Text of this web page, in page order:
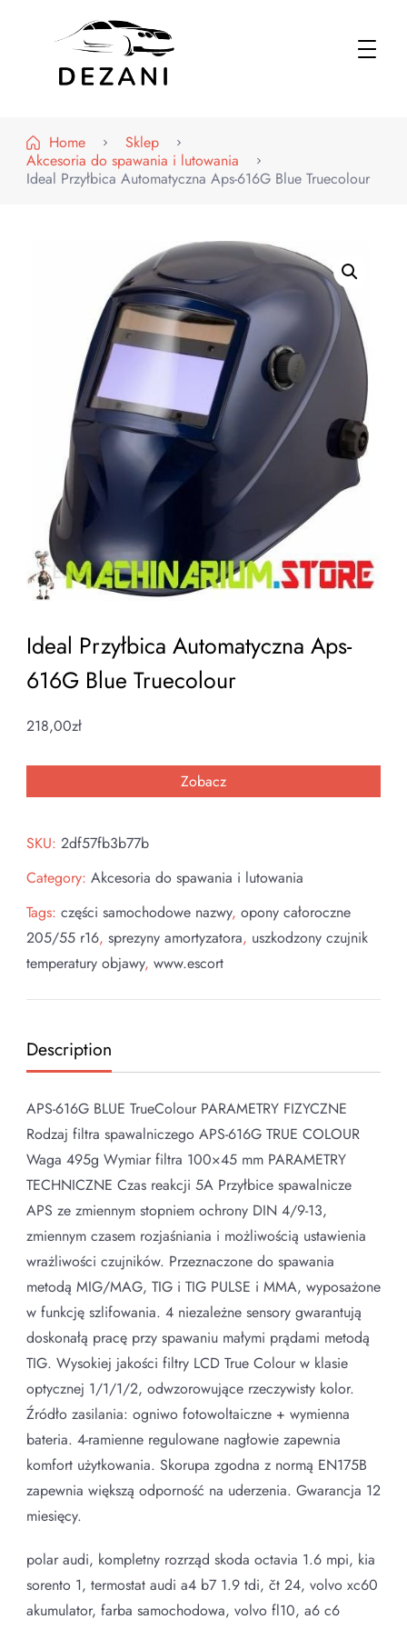
Home
Sklep
Akcesoria do spawania i lutowania
Ideal Przyłbica Automatyczna Aps-616G Blue Truecolour
Ideal Przyłbica Automatyczna Aps-
616G Blue Truecolour
218,00zł
Zobacz
SKU: 2df57fb3b77b
Category: Akcesoria do spawania i lutowania
Tags: części samochodowe nazwy, opony całoroczne
205/55 r16, sprezyny amortyzatora, uszkodzony czujnik
temperatury objawy, www.escort
Description
APS-616G BLUE TrueColour PARAMETRY FIZYCZNE
Rodzaj filtra spawalniczego APS-616G TRUE COLOUR
Waga 495g Wymiar filtra 100×45 mm PARAMETRY
TECHNICZNE Czas reakcji 5A Przyłbice spawalnicze
APS ze zmiennym stopniem ochrony DIN 4/9-13,
zmiennym czasem rozjaśniania i możliwością ustawienia
wrażliwości czujników. Przeznaczone do spawania
metodą MIG/MAG, TIG i TIG PULSE i MMA, wyposażone
w funkcję szlifowania. 4 niezależne sensory gwarantują
doskonałą pracę przy spawaniu małymi prądami metodą
TIG. Wysokiej jakości filtry LCD True Colour w klasie
optycznej 1/1/1/2, odwzorowujące rzeczywisty kolor.
Źródło zasilania: ogniwo fotowoltaiczne + wymienna
bateria. 4-ramienne regulowane nagłowie zapewnia
komfort użytkowania. Skorupa zgodna z normą EN175B
zapewnia większą odporność na uderzenia. Gwarancja 12
miesięcy.
polar audi, kompletny rozrząd skoda octavia 1.6 mpi, kia
sorento 1, termostat audi a4 b7 1.9 tdi, čt 24, volvo xc60
akumulator, farba samochodowa, volvo fl10, a6 c6